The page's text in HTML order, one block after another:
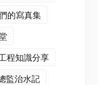
的寫真集
程知識分享
監治水記